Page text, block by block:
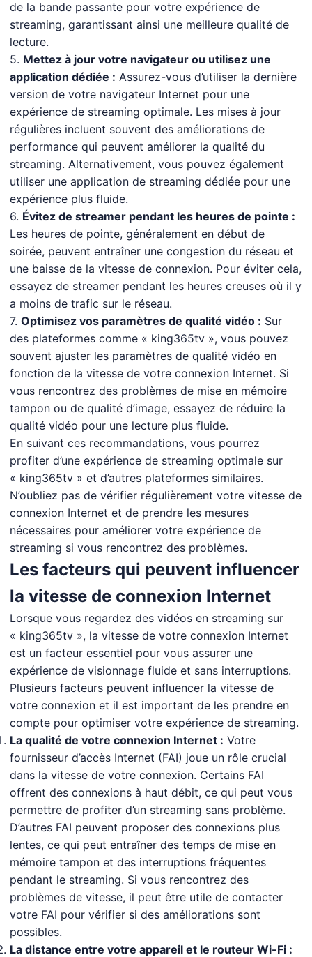
de la bande passante pour votre expérience de
streaming, garantissant ainsi une meilleure qualité de
lecture.
5. Mettez à jour votre navigateur ou utilisez une
application dédiée : Assurez-vous d’utiliser la dernière
version de votre navigateur Internet pour une
expérience de streaming optimale. Les mises à jour
régulières incluent souvent des améliorations de
performance qui peuvent améliorer la qualité du
streaming. Alternativement, vous pouvez également
utiliser une application de streaming dédiée pour une
expérience plus fluide.
6. Évitez de streamer pendant les heures de pointe :
Les heures de pointe, généralement en début de
soirée, peuvent entraîner une congestion du réseau et
une baisse de la vitesse de connexion. Pour éviter cela,
essayez de streamer pendant les heures creuses où il y
a moins de trafic sur le réseau.
7. Optimisez vos paramètres de qualité vidéo : Sur
des plateformes comme « king365tv », vous pouvez
souvent ajuster les paramètres de qualité vidéo en
fonction de la vitesse de votre connexion Internet. Si
vous rencontrez des problèmes de mise en mémoire
tampon ou de qualité d’image, essayez de réduire la
qualité vidéo pour une lecture plus fluide.
En suivant ces recommandations, vous pourrez
profiter d’une expérience de streaming optimale sur
« king365tv » et d’autres plateformes similaires.
N’oubliez pas de vérifier régulièrement votre vitesse de
connexion Internet et de prendre les mesures
nécessaires pour améliorer votre expérience de
streaming si vous rencontrez des problèmes.
Les facteurs qui peuvent influencer
la vitesse de connexion Internet
Lorsque vous regardez des vidéos en streaming sur
« king365tv », la vitesse de votre connexion Internet
est un facteur essentiel pour vous assurer une
expérience de visionnage fluide et sans interruptions.
Plusieurs facteurs peuvent influencer la vitesse de
votre connexion et il est important de les prendre en
compte pour optimiser votre expérience de streaming.
La qualité de votre connexion Internet : Votre
fournisseur d’accès Internet (FAI) joue un rôle crucial
dans la vitesse de votre connexion. Certains FAI
offrent des connexions à haut débit, ce qui peut vous
permettre de profiter d’un streaming sans problème.
D’autres FAI peuvent proposer des connexions plus
lentes, ce qui peut entraîner des temps de mise en
mémoire tampon et des interruptions fréquentes
pendant le streaming. Si vous rencontrez des
problèmes de vitesse, il peut être utile de contacter
votre FAI pour vérifier si des améliorations sont
possibles.
La distance entre votre appareil et le routeur Wi-Fi :